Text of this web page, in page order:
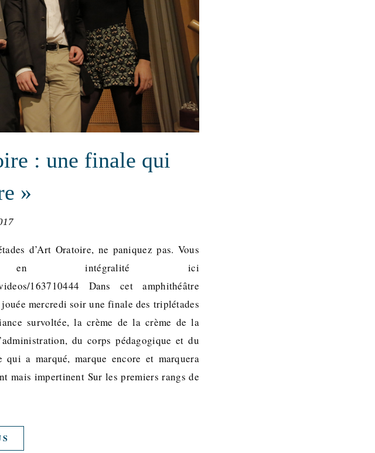
: une finale qui
»
d’Art Oratoire, ne paniquez pas. Vous
en intégralité ici
163710444 Dans cet amphithéâtre
mercredi soir une finale des triplétades
survoltée, la crème de la crème de la
du corps pédagogique et du
a marqué, marque encore et marquera
mais impertinent Sur les premiers rangs de